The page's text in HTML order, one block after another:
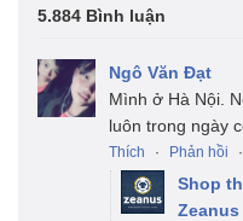
5.884 Bình luận
Ngô Văn Đạt
Mình ở Hà Nội.
luôn trong ngày
Thích · Phản hồi
Shop
Zeanus